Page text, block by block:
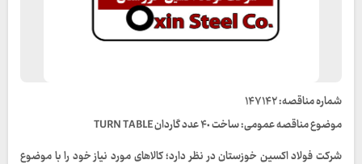
شماره مناقصه: ١۴٧١۴٢
موضوع مناقصه عمومی: ساخت ۴٠ عدد گاردان TURN TABLE
شرکت فولاد اکسین خوزستان در نظر دارد؛ کالاهای مورد نیاز خود را با موضوع